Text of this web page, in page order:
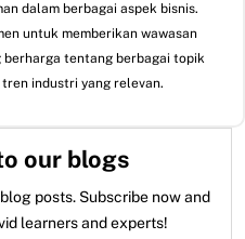
dalam berbagai aspek bisnis.
untuk memberikan wawasan
berharga tentang berbagai topik
industri yang relevan.
our blogs
posts. Subscribe now and
learners and experts!